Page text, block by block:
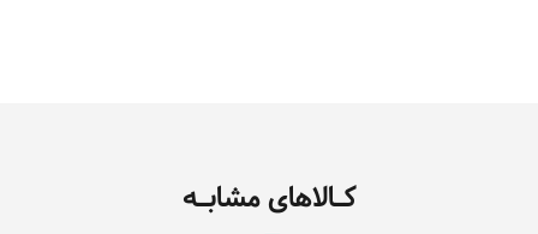
کـالاهای مشابـه